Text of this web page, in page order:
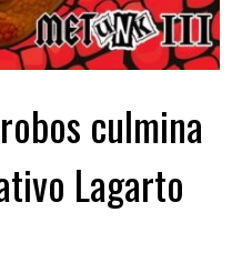
culmina
Lagarto